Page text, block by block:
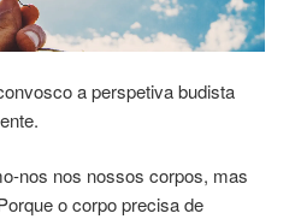
a perspetiva budista
nos nos nossos corpos, mas
o corpo precisa de